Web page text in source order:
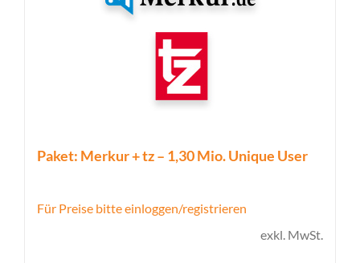
Paket: Merkur + tz – 1,30 Mio. Unique User
Für Preise bitte einloggen/registrieren
exkl. MwSt.